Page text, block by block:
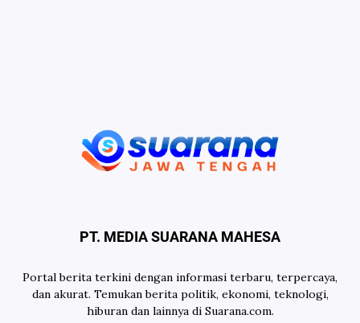
PT. MEDIA SUARANA MAHESA
Portal berita terkini dengan informasi terbaru, terpercaya,
dan akurat. Temukan berita politik, ekonomi, teknologi,
hiburan dan lainnya di Suarana.com.